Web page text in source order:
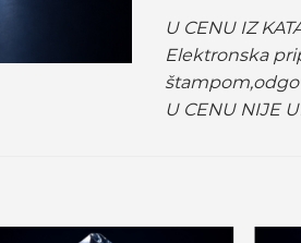
U CENU IZ
Elektronska
U CENU NIJE